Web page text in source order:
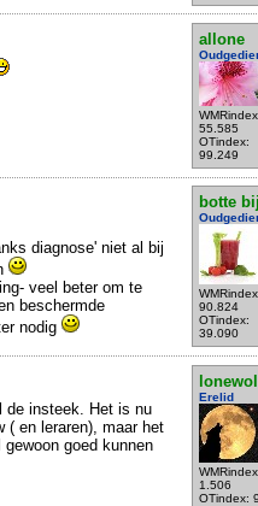
allone
55.585
OTindex:
99.249
botte
90.824
OTindex:
39.090
diagnose' niet al bij
veel beter om te
beschermde
nodig
Erelid
1.506
OTindex:
de insteek. Het is nu
( en leraren), maar het
goed kunnen